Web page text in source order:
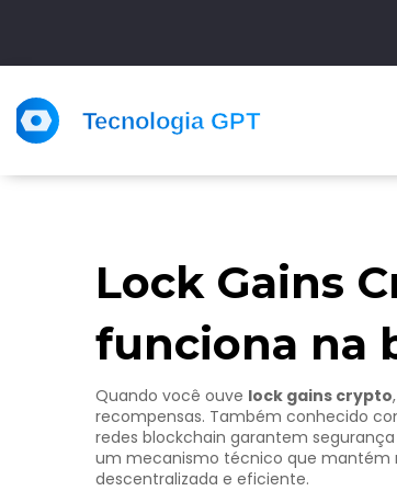
Lock Gains
funciona na
Quando você ouve lock gains crypto,
recompensas. Também conhecido
redes blockchain garantem
um mecanismo técnico que mantém
descentralizada e eficiente.